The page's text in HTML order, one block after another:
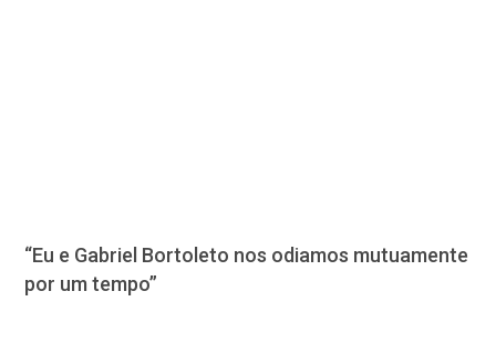
“Eu e Gabriel Bortoleto nos odiamos mutuamente
por um tempo”